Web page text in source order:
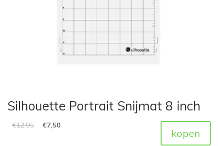
Silhouette Portrait Snijmat 8 inch
€12,95 €7,50
kopen